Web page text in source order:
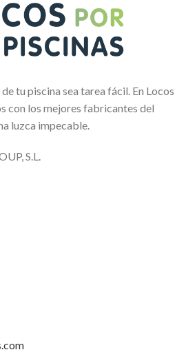
tu piscina sea tarea fácil. En Locos
con los mejores fabricantes del
luzca impecable.
S.L.